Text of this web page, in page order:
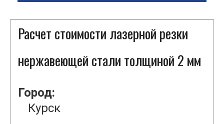
Расчет стоимости лазерной резки
нержавеющей стали толщиной 2 мм
Город:
Курск